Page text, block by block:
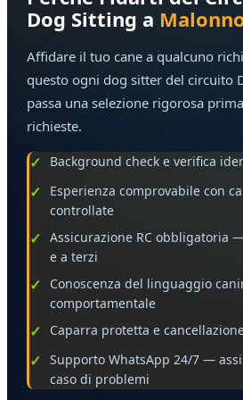
Dog Sitting a
Affidare il tuo cane a qualcuno
questo ogni dog sitter del circuito
passa una selezione rigorosa
richieste.
Background check e verifica
Esperienza comprovabile con
controllate
Assicurazione RC obbligatoria
e a terzi
Conoscenza del linguaggio
comportamentale
Caparra protetta e
Supporto WhatsApp 24/7 —
caso di problemi